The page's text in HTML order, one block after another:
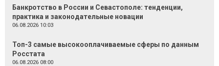
Банкротство в России и Севастополе: тенденции,
практика и законодательные новации
06.08.2026 10:03
Топ-3 самые высокооплачиваемые сферы по данным
Росстата
06.08.2026 08:00